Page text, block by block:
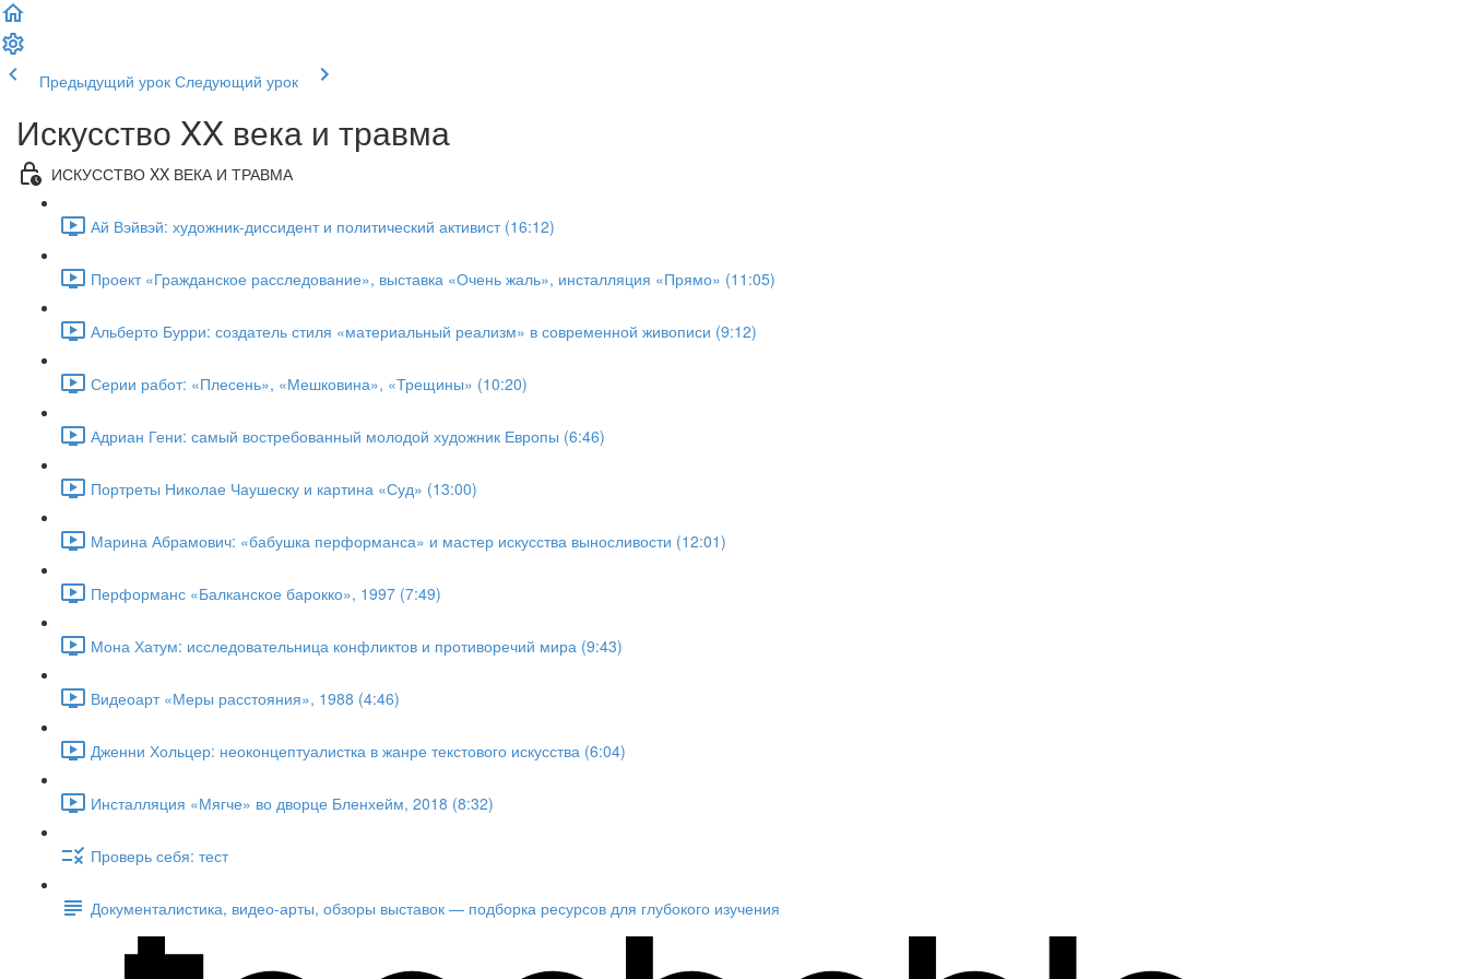
Предыдущий урок Следующий урок
Искусство XX века и травма
ИСКУССТВО XX ВЕКА И ТРАВМА
Ай Вэйвэй: художник-диссидент и политический активист (16:12)
Проект «Гражданское расследование», выставка «Очень жаль», инсталляция «Прямо» (11:05)
Альберто Бурри: создатель стиля «материальный реализм» в современной живописи (9:12)
Серии работ: «Плесень», «Мешковина», «Трещины» (10:20)
Адриан Гени: самый востребованный молодой художник Европы (6:46)
Портреты Николае Чаушеску и картина «Суд» (13:00)
Марина Абрамович: «бабушка перформанса» и мастер искусства выносливости (12:01)
Перформанс «Балканское барокко», 1997 (7:49)
Мона Хатум: исследовательница конфликтов и противоречий мира (9:43)
Видеоарт «Меры расстояния», 1988 (4:46)
Дженни Хольцер: неоконцептуалистка в жанре текстового искусства (6:04)
Инсталляция «Мягче» во дворце Бленхейм, 2018 (8:32)
Проверь себя: тест
Документалистика, видео-арты, обзоры выставок — подборка ресурсов для глубокого изучения